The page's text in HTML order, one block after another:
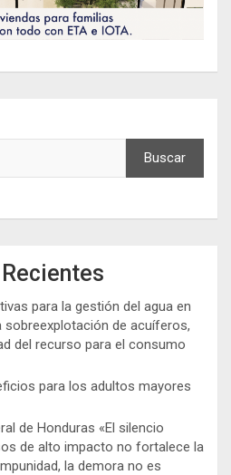
Buscar
para la gestión del agua en
sobreexplotación de acuíferos,
del recurso para el consumo
para los adultos mayores
de Honduras «El silencio
de alto impacto no fortalece la
la demora no es